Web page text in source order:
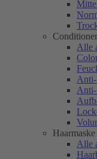
Alle
Anti-
Alle